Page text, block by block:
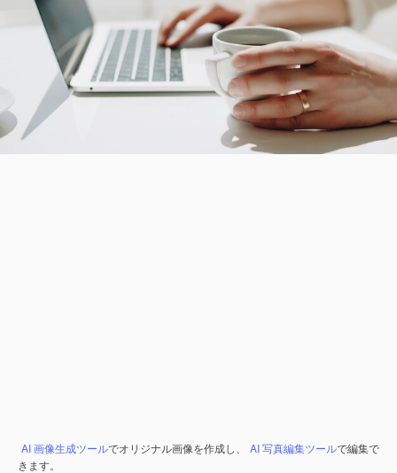
AI 画像生成ツールでオリジナル画像を作成し、 AI 写真編集ツールで編集で
きます。